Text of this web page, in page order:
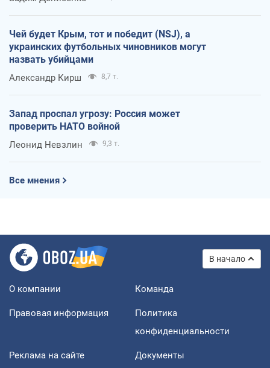
Чей будет Крым, тот и победит (NSJ), а
украинских футбольных чиновников могут
назвать убийцами
Александр Кирш 8,7 т.
Запад проспал угрозу: Россия может
проверить НАТО войной
Леонид Невзлин 9,3 т.
Все мнения
В начало
О компании Команда
Правовая информация
Политика
конфиденциальности
Реклама на сайте Документы